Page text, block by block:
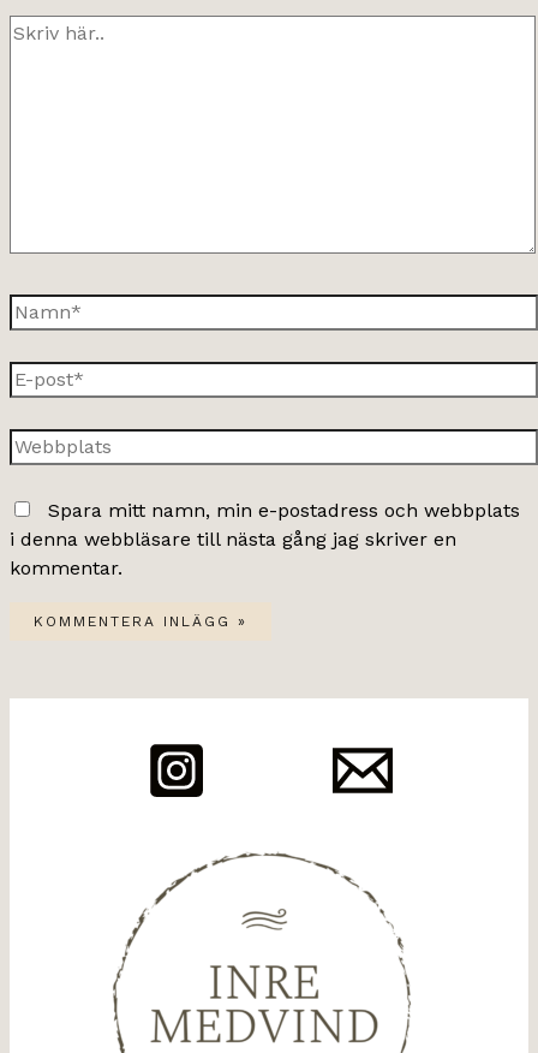
Skriv
Namn*
E-
post*
Webbplats
Spara mitt namn, min e-postadress och webbplats
i denna webbläsare till nästa gång jag skriver en
kommentar.